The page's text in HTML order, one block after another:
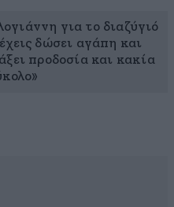
για το διαζύγιό
δώσει αγάπη και
προδοσία και κακία